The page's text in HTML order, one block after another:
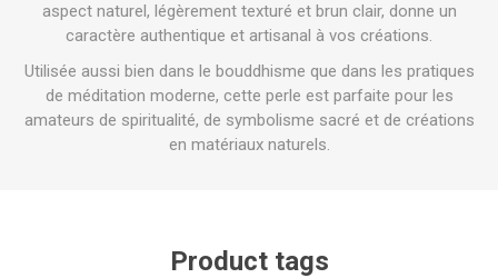
aspect naturel, légèrement texturé et brun clair, donne un
caractère authentique et artisanal à vos créations.
Utilisée aussi bien dans le bouddhisme que dans les pratiques
de méditation moderne, cette perle est parfaite pour les
amateurs de spiritualité, de symbolisme sacré et de créations
en matériaux naturels.
Product tags